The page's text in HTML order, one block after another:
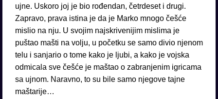
ujne. Uskoro joj je bio rođendan, četrdeset i drugi.
Zapravo, prava istina je da je Marko mnogo češće
mislio na nju. U svojim najskrivenijim mislima je
puštao mašti na volju, u početku se samo divio njenom
telu i sanjario o tome kako je ljubi, a kako je vojska
odmicala sve češće je maštao o zabranjenim igricama
sa ujnom. Naravno, to su bile samo njegove tajne
maštarije…